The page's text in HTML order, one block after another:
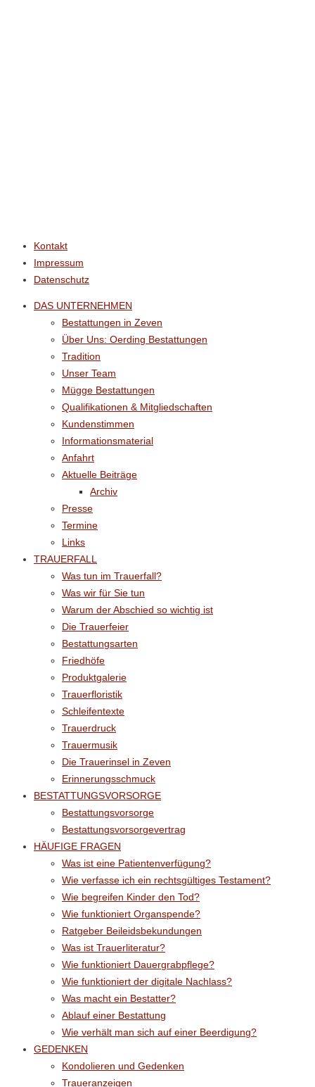
Kontakt
Impressum
Datenschutz
DAS UNTERNEHMEN
Bestattungen in Zeven
Über Uns: Oerding Bestattungen
Tradition
Unser Team
Mügge Bestattungen
Qualifikationen & Mitgliedschaften
Kundenstimmen
Informationsmaterial
Anfahrt
Aktuelle Beiträge
Archiv
Presse
Termine
Links
TRAUERFALL
Was tun im Trauerfall?
Was wir für Sie tun
Warum der Abschied so wichtig ist
Die Trauerfeier
Bestattungsarten
Friedhöfe
Produktgalerie
Trauerfloristik
Schleifentexte
Trauerdruck
Trauermusik
Die Trauerinsel in Zeven
Erinnerungsschmuck
BESTATTUNGSVORSORGE
Bestattungsvorsorge
Bestattungsvorsorgevertrag
HÄUFIGE FRAGEN
Was ist eine Patientenverfügung?
Wie verfasse ich ein rechtsgültiges Testament?
Wie begreifen Kinder den Tod?
Wie funktioniert Organspende?
Ratgeber Beileidsbekundungen
Was ist Trauerliteratur?
Wie funktioniert Dauergrabpflege?
Wie funktioniert der digitale Nachlass?
Was macht ein Bestatter?
Ablauf einer Bestattung
Wie verhält man sich auf einer Beerdigung?
GEDENKEN
Kondolieren und Gedenken
Traueranzeigen